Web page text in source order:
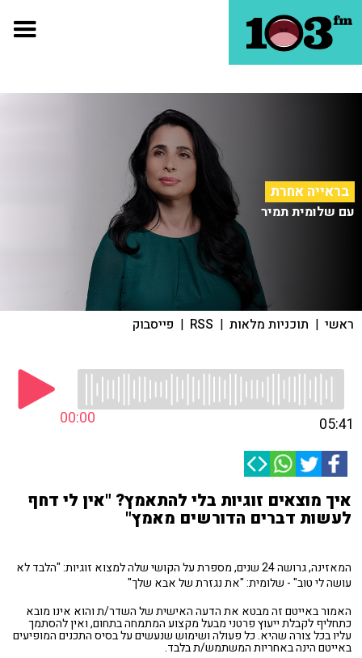
בראייה אחרת
עם שלומית תמיר
ראשי | תוכניות מלאות |
RSS
| פייסבוק
00:00 05:41
איך מוצאים זוגיות בלי להתאמץ? "אין לי דחף
לעשות דברים הדורשים מאמץ"
המאזינה, גרושה 24 שנים, מספרת על הקושי שלה למצוא זוגיות: "הלבד לא
עושה לי טוב" - שלומית: "את נגזרת של אבא שלך"
האמור באייטם זה מבטא את הדעה האישית של השדר/ת והוא אינו מובא
כתחליף לקבלת ייעוץ פרטני מבעל מקצוע המתמחה בתחום, ואין להסתמך
עליו בכל צורה שהיא. כל פעולה ושימוש שנעשים על בסיס התכנים המופיעים
באייטם הינה באחריות המשתמש/ת בלבד.